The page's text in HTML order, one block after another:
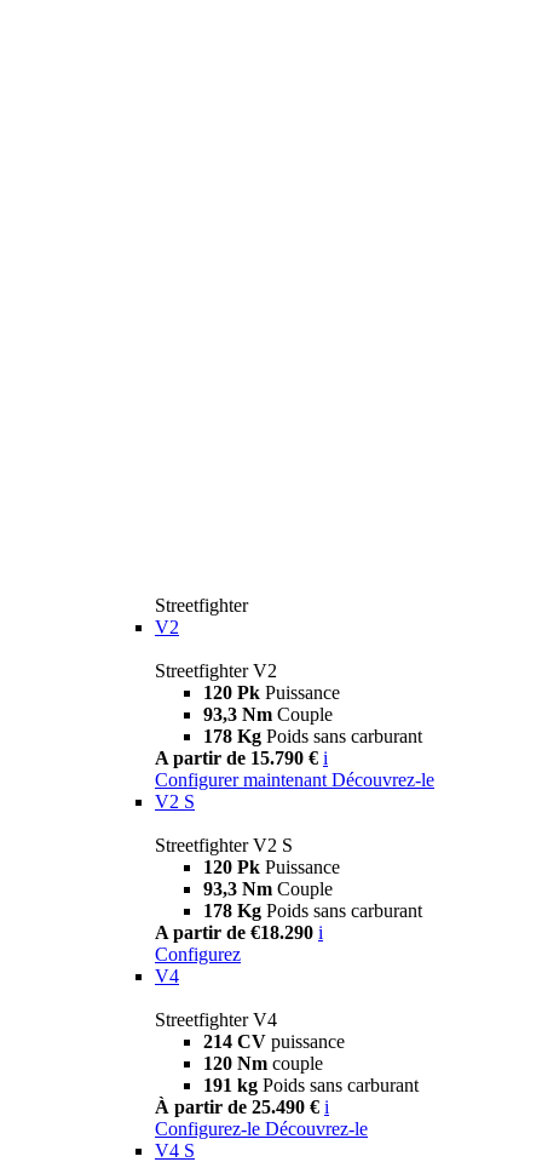
Streetfighter
V2
Streetfighter V2
120 Pk Puissance
93,3 Nm Couple
178 Kg Poids sans carburant
A partir de 15.790 € i
Configurer maintenant Découvrez-le
V2 S
Streetfighter V2 S
120 Pk Puissance
93,3 Nm Couple
178 Kg Poids sans carburant
A partir de €18.290 i
Configurez
V4
Streetfighter V4
214 CV puissance
120 Nm couple
191 kg Poids sans carburant
À partir de 25.490 € i
Configurez-le Découvrez-le
V4 S